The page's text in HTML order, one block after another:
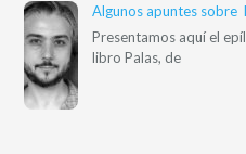
Algunos apuntes sobre
Presentamos aquí el
libro Palas, de